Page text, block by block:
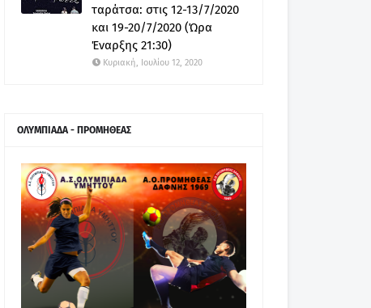
ταράτσα: στις 12-13/7/2020
και 19-20/7/2020 (Ώρα
Έναρξης 21:30)
Κυριακή, Ιουλίου 12, 2020
ΟΛΥΜΠΙΑΔΑ - ΠΡΟΜΗΘΕΑΣ